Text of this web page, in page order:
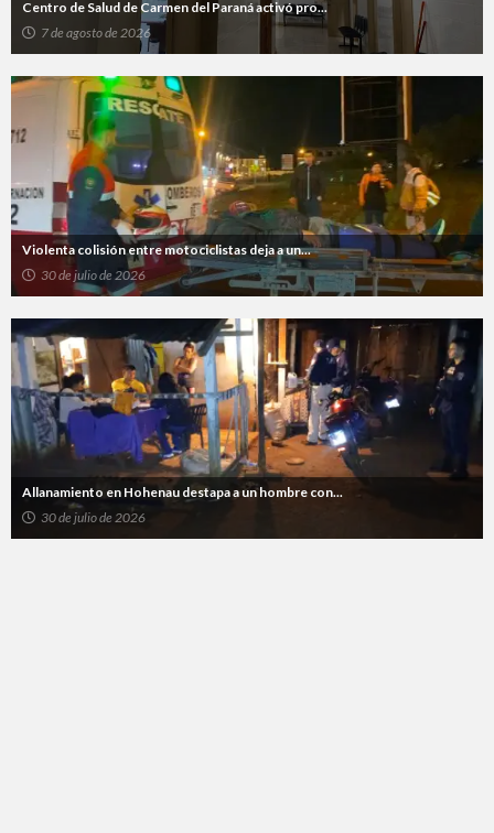
Centro de Salud de Carmen del Paraná activó pro...
7 de agosto de 2026
Violenta colisión entre motociclistas deja a un...
30 de julio de 2026
Allanamiento en Hohenau destapa a un hombre con...
30 de julio de 2026